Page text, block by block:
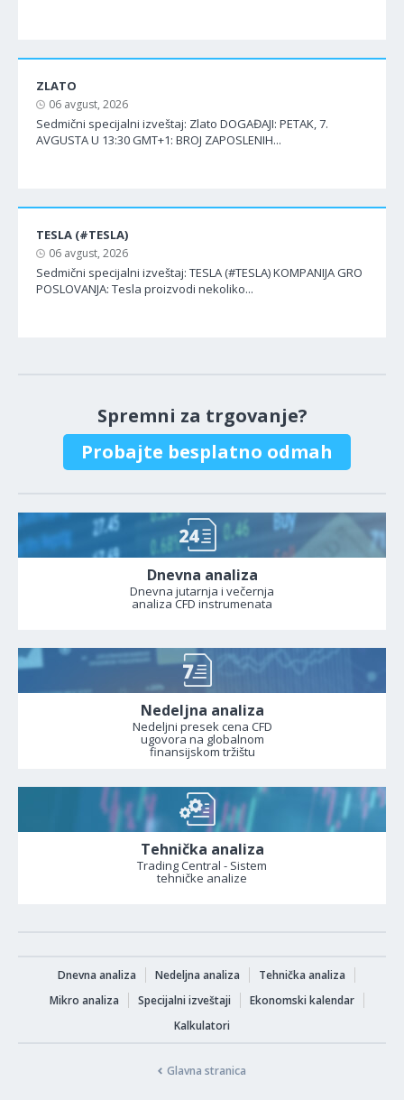
ZLATO
06 avgust, 2026
Sedmični specijalni izveštaj: Zlato DOGAĐAJI: PETAK, 7.
AVGUSTA U 13:30 GMT+1: BROJ ZAPOSLENIH...
TESLA (#TESLA)
06 avgust, 2026
Sedmični specijalni izveštaj: TESLA (#TESLA) KOMPANIJA GRO
POSLOVANJA: Tesla proizvodi nekoliko...
Spremni za trgovanje?
Probajte besplatno odmah
Dnevna analiza
Dnevna jutarnja i večernja
analiza CFD instrumenata
Nedeljna analiza
Nedeljni presek cena CFD
ugovora na globalnom
finansijskom tržištu
Tehnička analiza
Trading Central - Sistem
tehničke analize
Dnevna analiza Nedeljna analiza
Tehnička analiza
Mikro analiza
Specijalni izveštaji
Ekonomski kalendar
Kalkulatori
Glavna stranica